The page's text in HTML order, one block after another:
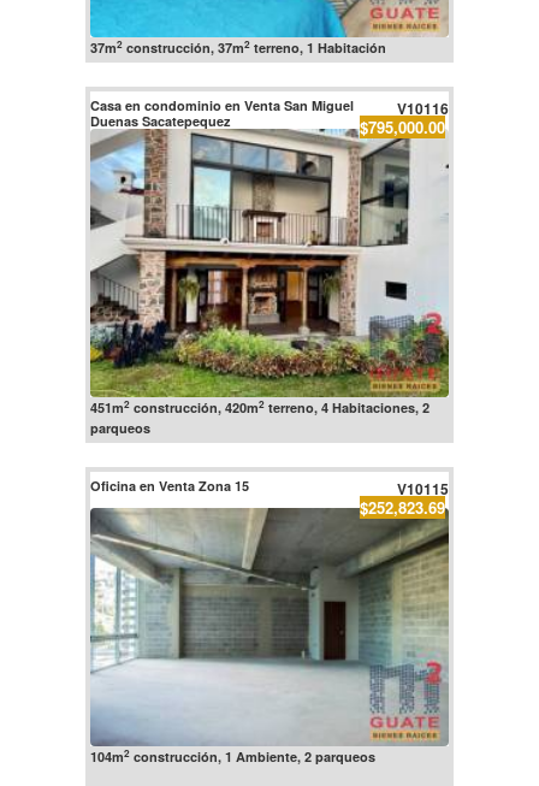
37m2construcción, 37m2terreno, 1 Habitación
Casa en condominio en Venta San Miguel
Duenas Sacatepequez
V10116
$795,000.00
451m2construcción, 420m2terreno, 4 Habitaciones, 2
parqueos
Oficina en Venta Zona 15 V10115
$252,823.69
104m2construcción, 1 Ambiente, 2 parqueos